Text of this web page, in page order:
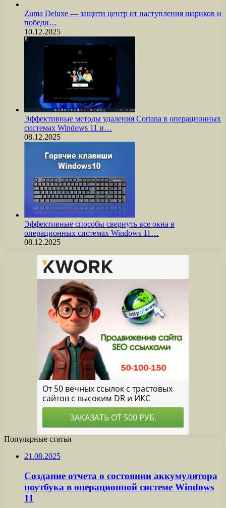
Zuma Deluxe — защити центр от наступления шариков и
победи…
10.12.2025
Эффективные методы удаления Cortana в операционных
системах Windows 11 и…
08.12.2025
Эффективные способы свернуть все окна в
операционных системах Windows 11…
08.12.2025
Популярные статьи
21.08.2025
Создание отчета о состоянии аккумулятора
ноутбука в операционной системе Windows
11